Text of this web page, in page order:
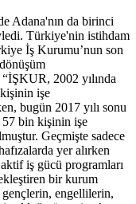
Adana'nın da birinci
Türkiye'nin istihdam
İş Kurumu’nun son
2002 yılında
işe
bugün 2017 yılı sonu
bin kişinin işe
Geçmişte sadece
yer alırken
iş gücü programları
bir kurum
engellilerin,